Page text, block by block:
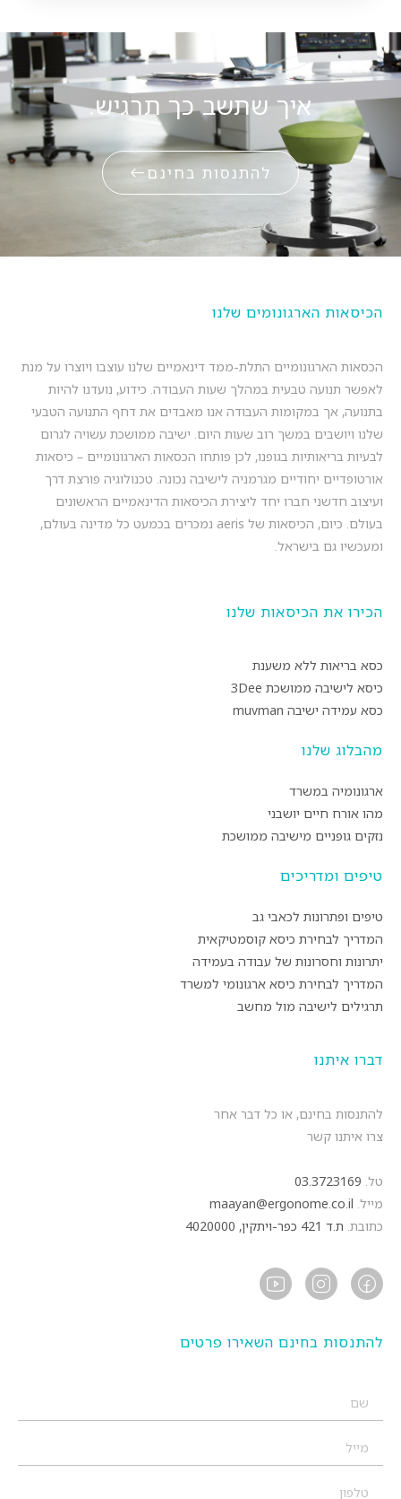
איך שתשב כך תרגיש.
להתנסות בחינם
הכיסאות הארגונומים שלנו
הכסאות הארגונומיים התלת-ממד דינאמיים שלנו עוצבו ויוצרו על מנת
לאפשר תנועה טבעית במהלך שעות העבודה. כידוע, נועדנו להיות
בתנועה, אך במקומות העבודה אנו מאבדים את דחף התנועה הטבעי
שלנו ויושבים במשך רוב שעות היום. ישיבה ממושכת עשויה לגרום
לבעיות בריאותיות בגופנו, לכן פותחו הכסאות הארגונומיים – כיסאות
אורטופדיים יחודיים מגרמניה לישיבה נכונה. טכנולוגיה פורצת דרך
ועיצוב חדשני חברו יחד ליצירת הכיסאות הדינאמיים הראשונים
בעולם. כיום, הכיסאות של aeris נמכרים בכמעט כל מדינה בעולם,
ומעכשיו גם בישראל.
הכירו את הכיסאות שלנו
כסא בריאות ללא משענת
כיסא לישיבה ממושכת 3Dee
כסא עמידה ישיבה muvman
מהבלוג שלנו
ארגונומיה במשרד
מהו אורח חיים יושבני
נזקים גופניים מישיבה ממושכת
טיפים ומדריכים
טיפים ופתרונות לכאבי גב
המדריך לבחירת כיסא קוסמטיקאית
יתרונות וחסרונות של עבודה בעמידה
המדריך לבחירת כיסא ארגונומי למשרד
תרגילים לישיבה מול מחשב
דברו איתנו
להתנסות בחינם, או כל דבר אחר
צרו איתנו קשר
טל. 03.3723169
מייל. maayan@ergonome.co.il
כתובת. ת.ד 421 כפר-ויתקין, 4020000
להתנסות בחינם השאירו פרטים